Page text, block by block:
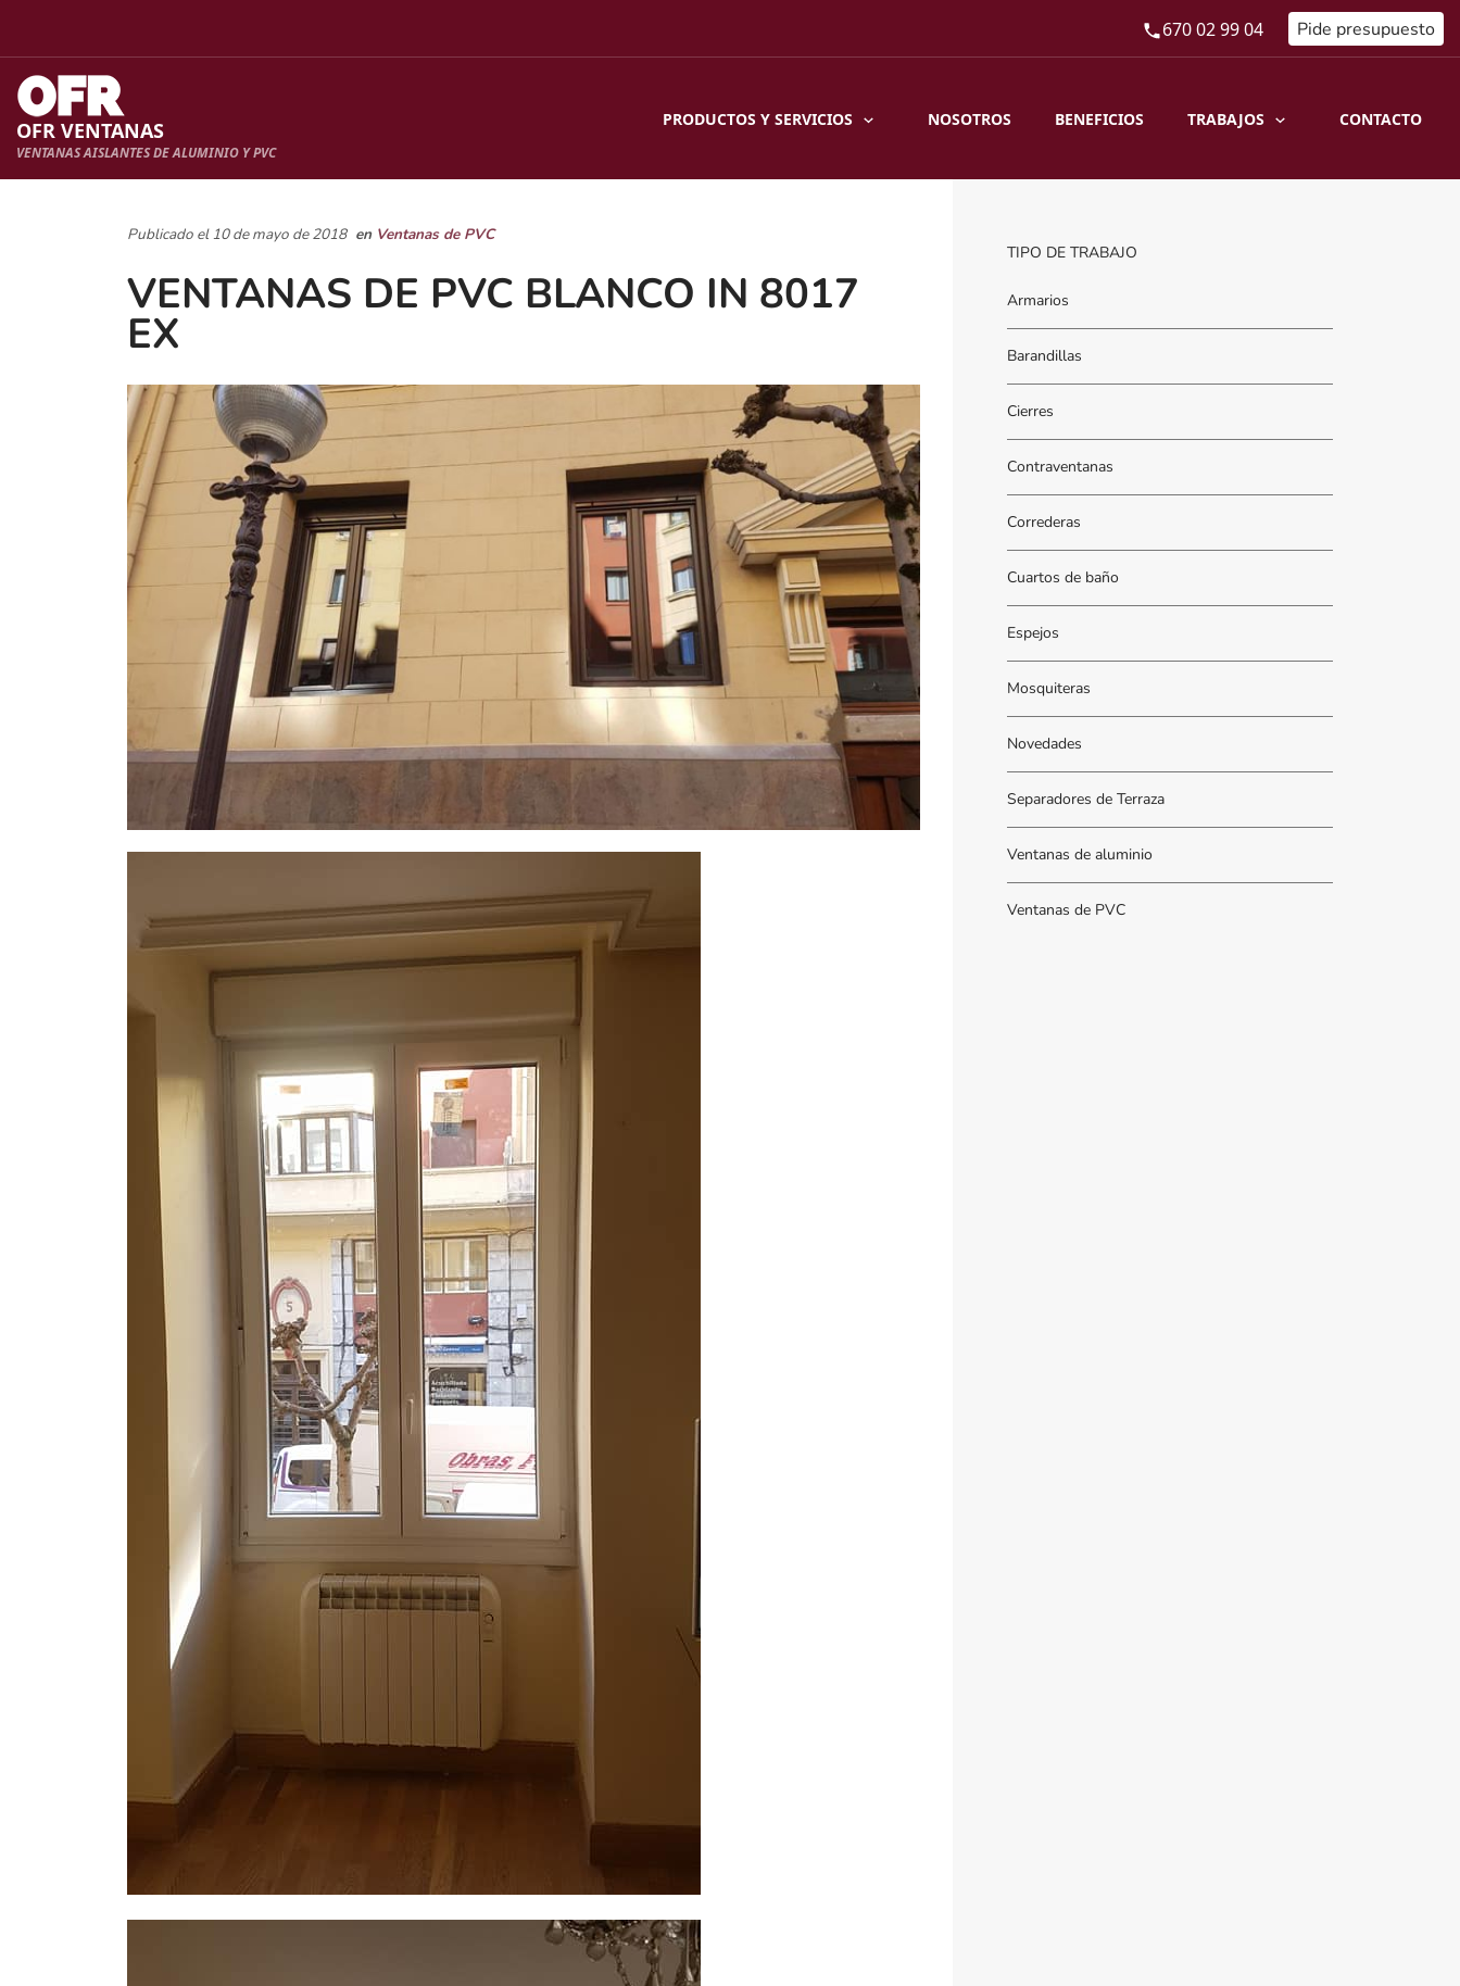
670 02 99 04 Pide presupuesto
OFR VENTANAS
VENTANAS AISLANTES DE ALUMINIO Y PVC
PRODUCTOS Y SERVICIOS NOSOTROS BENEFICIOS TRABAJOS CONTACTO
Publicado el 10 de mayo de 2018 en Ventanas de PVC
VENTANAS DE PVC BLANCO IN 8017
EX
TIPO DE TRABAJO
Armarios
Barandillas
Cierres
Contraventanas
Correderas
Cuartos de baño
Espejos
Mosquiteras
Novedades
Separadores de Terraza
Ventanas de aluminio
Ventanas de PVC